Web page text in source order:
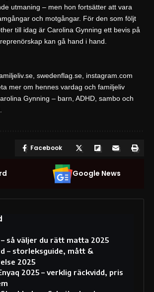
utmaning – men hon fortsätter att vara
och motgångar. För den som följt
till idag är Carolina Gynning ett bevis på
kan gå hand i hand.
swedenflag.se instagram.com
mer om hennes vardag och familjeliv
Gynning – barn, ADHD, sambo och
Facebook
Google News
så väljer du rätt matta 2025
– storleksguide, mått &
2025
2025 – verklig räckvidd, pris